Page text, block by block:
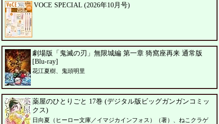
VOCE SPECIAL (2026年10月号)
劇場版「鬼滅の刃」無限城編 第一章 猗窩座再来 通常版
[Blu-ray]
花江夏樹、鬼頭明里
薬屋のひとりごと 17巻 (デジタル版ビッグガンガンコミッ
クス)
日向夏（ヒーロー文庫／イマジカインフォス）（著）、ねこクラゲ